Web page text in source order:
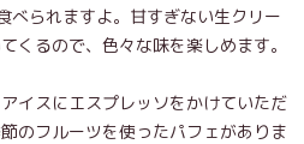
べられますよ。甘すぎない生クリー
くるので、色々な味を楽しめます。
イスにエスプレッソをかけていただ
のフルーツを使ったパフェがありま